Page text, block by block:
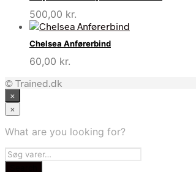
var:
er:
500,00 kr.
Chelsea Anførerbind
60,00 kr.
© Trained.dk
×
×
What are you looking for?